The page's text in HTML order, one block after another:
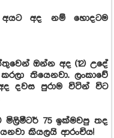
අයට අද නම් හොදටම
ඔන්න අද (12) උදේ
තියෙනවා. ලංකාවේ
දවස පුරාම විටින් විට
මිලිමීටර් 75 ඉක්මවපු තද
කියලයි ආරංචිය!